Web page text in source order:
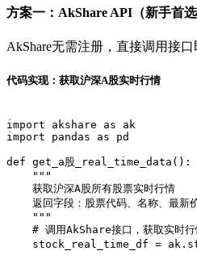
方案一：AkShare API（新手首选
AkShare无需注册，直接调用接
代码实现：获取沪深A股实时行情
import akshare as ak
import pandas as pd
def get_a股_real_time_data():
    """
    获取沪深A股所有股票实时行情
返回字段：股票代码、名称、最新
    """
# 调用AkShare接口，获取实时
stock_real_time_df =